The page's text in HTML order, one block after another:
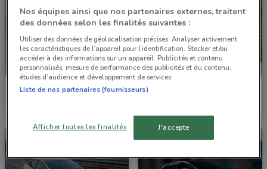
Toyota
Nos équipes ainsi que nos partenaires externes, traitent
des données selon les finalités suivantes :
Utiliser des données de géolocalisation précises. Analyser activement
les caractéristiques de l’appareil pour l’identification. Stocker et/ou
accéder à des informations sur un appareil. Publicités et contenu
personnalisés, mesure de performance des publicités et du contenu,
études d’audience et développement de services.
Liste de nos partenaires (fournisseurs)
Afficher toutes les finalités J'accepte